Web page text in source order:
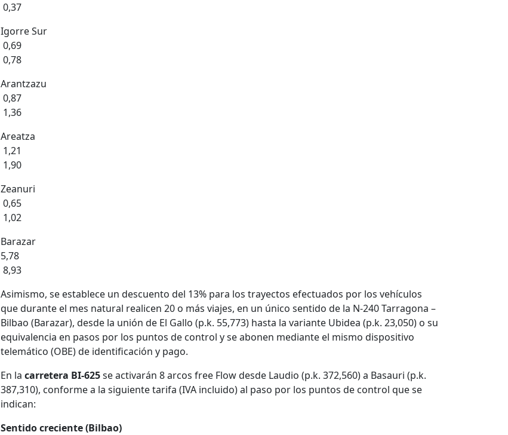
0,37
Igorre Sur
0,69
0,78
Arantzazu
0,87
1,36
Areatza
1,21
1,90
Zeanuri
0,65
1,02
Barazar
5,78
8,93
Asimismo, se establece un descuento del 13% para los trayectos efectuados por los vehículos
que durante el mes natural realicen 20 o más viajes, en un único sentido de la N-240 Tarragona –
Bilbao (Barazar), desde la unión de El Gallo (p.k. 55,773) hasta la variante Ubidea (p.k. 23,050) o su
equivalencia en pasos por los puntos de control y se abonen mediante el mismo dispositivo
telemático (OBE) de identificación y pago.
En la carretera BI-625se activarán 8 arcos free Flow desde Laudio (p.k. 372,560) a Basauri (p.k.
387,310), conforme a la siguiente tarifa (IVA incluido) al paso por los puntos de control que se
indican:
Sentido creciente (Bilbao)